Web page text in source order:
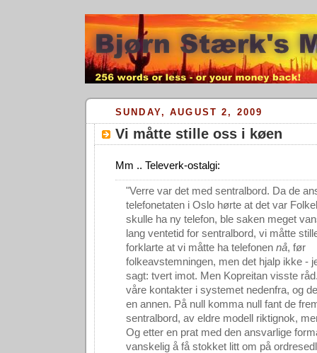
SUNDAY, AUGUST 2, 2009
Vi måtte stille oss i køen
Mm .. Televerk-ostalgi:
"Verre var det med sentralbord. Da de
telefonetaten i Oslo hørte at det var
skulle ha ny telefon, ble saken meget
lang ventetid for sentralbord, vi måtte
forklarte at vi måtte ha telefonen nå, før
folkeavstemningen, men det hjalp ikke -
sagt: tvert imot. Men Kopreitan visste
våre kontakter i systemet nedenfra, og
en annen. På null komma null fant de
sentralbord, av eldre modell riktignok,
Og etter en prat med den ansvarlige
vanskelig å få stokket litt om på